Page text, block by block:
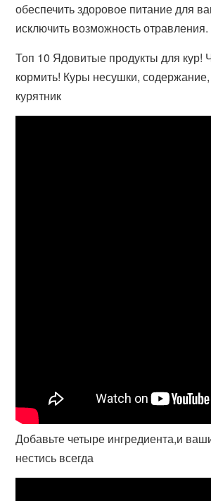
обеспечить здоровое питание для
исключить возможность отравления.
Топ 10 Ядовитые продукты для кур!
кормить! Куры несушки,
курятник
Добавьте четыре ингредиента,и
нестись всегда